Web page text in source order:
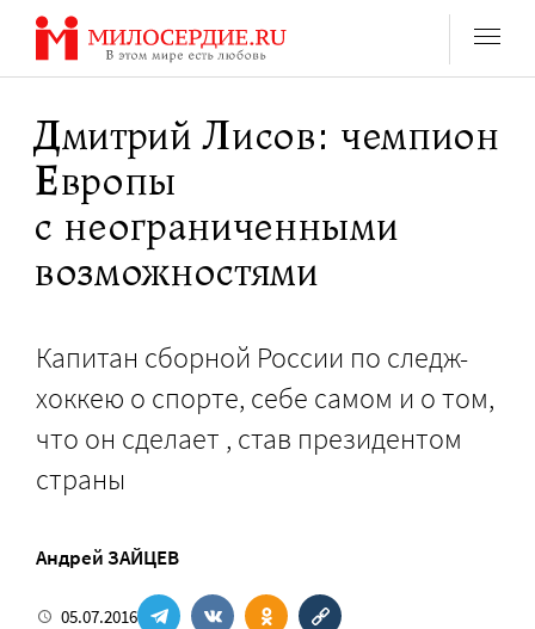
Перейти
содержанию
Дмитрий Лисов: чемпион
Европы
с неограниченными
возможностями
Капитан сборной России по следж-
хоккею о спорте, себе самом и о том,
что он сделает , став президентом
страны
Андрей ЗАЙЦЕВ
05.07.2016